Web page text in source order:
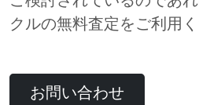
クルの無料査定をご利用く
お問い合わせ